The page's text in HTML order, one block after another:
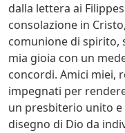
dalla lettera ai
consolazione in
comunione di spirito,
mia gioia con un
concordi. Amici miei,
impegnati per
un presbiterio unito e
disegno di Dio da